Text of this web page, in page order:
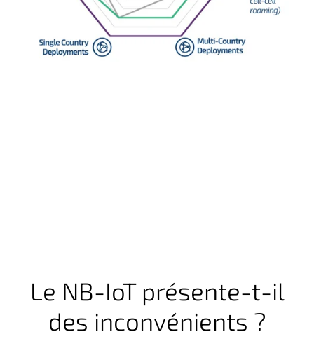
Le NB-IoT présente-t-il
des inconvénients ?